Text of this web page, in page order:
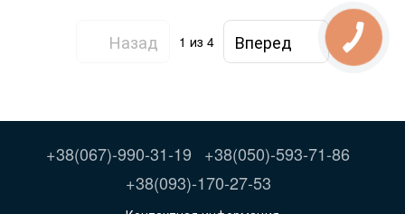
Назад 1 из 4 Вперед
+38(067)-990-31-19
+38(050)-593-71-86
+38(093)-170-27-53